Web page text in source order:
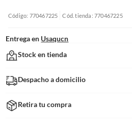
Código: 770467225 Cód. tienda: 770467225
Entrega en Usaqucn
Stock en tienda
Despacho a domicilio
Retira tu compra